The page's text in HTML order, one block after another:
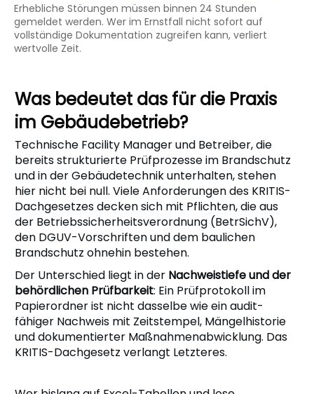
Erhebliche Störungen müssen binnen 24 Stunden
gemeldet werden. Wer im Ernstfall nicht sofort auf
vollständige Dokumentation zugreifen kann, verliert
wertvolle Zeit.
Was bedeutet das für die Praxis
im Gebäudebetrieb?
Technische Facility Manager und Betreiber, die
bereits strukturierte Prüfprozesse im Brandschutz
und in der Gebäudetechnik unterhalten, stehen
hier nicht bei null. Viele Anforderungen des KRITIS-
Dachgesetzes decken sich mit Pflichten, die aus
der Betriebssicherheitsverordnung (BetrSichV),
den DGUV-Vorschriften und dem baulichen
Brandschutz ohnehin bestehen.
Der Unterschied liegt in der Nachweistiefe und der
behördlichen Prüfbarkeit: Ein Prüfprotokoll im
Papierordner ist nicht dasselbe wie ein audit-
fähiger Nachweis mit Zeitstempel, Mängelhistorie
und dokumentierter Maßnahmenabwicklung. Das
KRITIS-Dachgesetz verlangt Letzteres.